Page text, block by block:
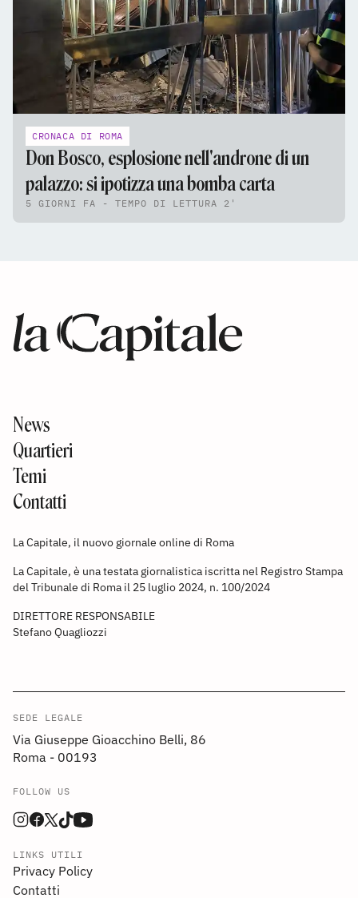
CRONACA DI ROMA
Don Bosco, esplosione nell'androne di un
palazzo: si ipotizza una bomba carta
5 GIORNI FA - TEMPO DI LETTURA 2'
News
Quartieri
Temi
Contatti
La Capitale, il nuovo giornale online di Roma
La Capitale, è una testata giornalistica iscritta nel Registro Stampa
del Tribunale di Roma il 25 luglio 2024, n. 100/2024
DIRETTORE RESPONSABILE
Stefano Quagliozzi
SEDE LEGALE
Via Giuseppe Gioacchino Belli, 86
Roma - 00193
FOLLOW US
LINKS UTILI
Privacy Policy
Contatti